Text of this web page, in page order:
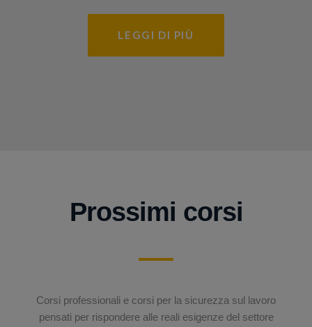
LEGGI DI PIÙ
Prossimi corsi
Corsi professionali e corsi per la sicurezza sul lavoro
pensati per rispondere alle reali esigenze del settore